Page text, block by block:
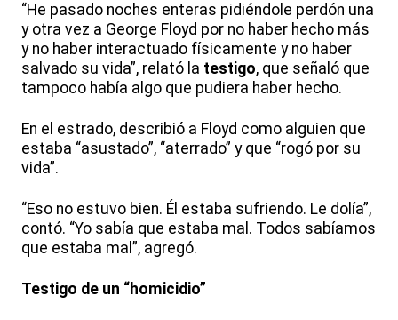
“He pasado noches enteras pidiéndole perdón una
y otra vez a George Floyd por no haber hecho más
y no haber interactuado físicamente y no haber
salvado su vida”, relató la testigo, que señaló que
tampoco había algo que pudiera haber hecho.
En el estrado, describió a Floyd como alguien que
estaba “asustado”, “aterrado” y que “rogó por su
vida”.
“Eso no estuvo bien. Él estaba sufriendo. Le dolía”,
contó. “Yo sabía que estaba mal. Todos sabíamos
que estaba mal”, agregó.
Testigo de un “homicidio”